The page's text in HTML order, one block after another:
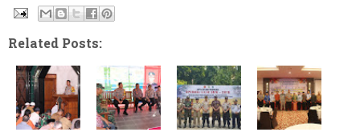
Related Posts: